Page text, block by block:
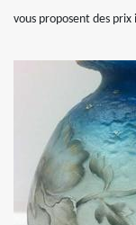
vous proposent des